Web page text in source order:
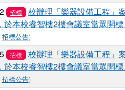
招標
校辦理「樂器設備工程」
於本校睿智樓2樓會議室當眾開
招標公告)
招標
校辦理「樂器設備工程」
於本校睿智樓2樓會議室當眾開
招標公告)